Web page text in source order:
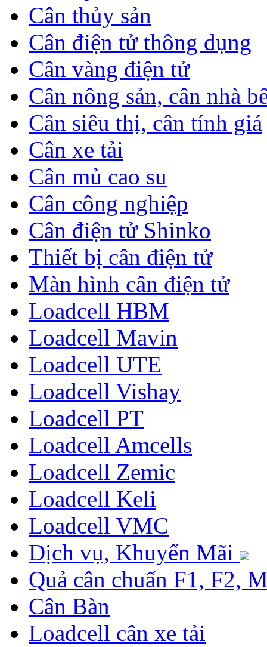
Cân thủy sản
Cân điện tử thông dụng
Cân vàng điện tử
Cân nông sản, cân nhà
Cân siêu thị, cân tính giá
Cân xe tải
Cân mủ cao su
Cân công nghiệp
Cân điện tử Shinko
Thiết bị cân điện tử
Màn hình cân điện tử
Loadcell HBM
Loadcell Mavin
Loadcell UTE
Loadcell Vishay
Loadcell PT
Loadcell Amcells
Loadcell Zemic
Loadcell Keli
Loadcell VMC
Dịch vụ, Khuyến Mãi
Quả cân chuẩn F1, F2,
Cân Bàn
Loadcell cân xe tải